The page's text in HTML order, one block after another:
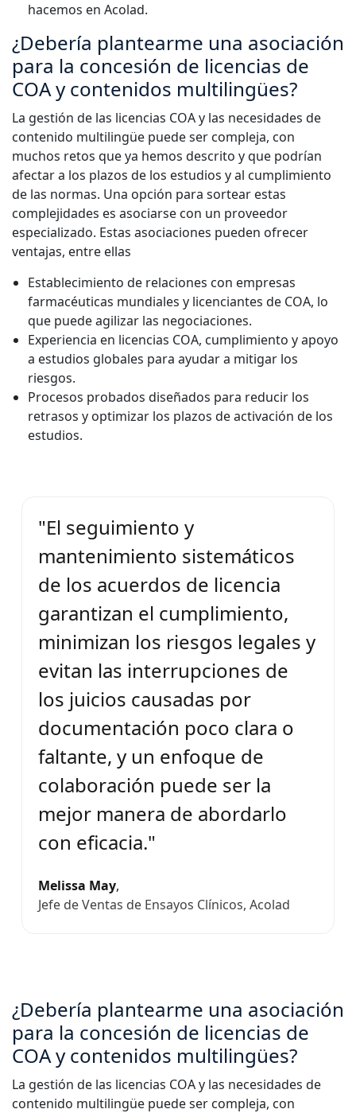
hacemos en Acolad.
¿Debería plantearme una asociación
para la concesión de licencias de
COA y contenidos multilingües?
La gestión de las licencias COA y las necesidades de
contenido multilingüe puede ser compleja, con
muchos retos que ya hemos descrito y que podrían
afectar a los plazos de los estudios y al cumplimiento
de las normas. Una opción para sortear estas
complejidades es asociarse con un proveedor
especializado. Estas asociaciones pueden ofrecer
ventajas, entre ellas
Establecimiento de relaciones con empresas
farmacéuticas mundiales y licenciantes de COA, lo
que puede agilizar las negociaciones.
Experiencia en licencias COA, cumplimiento y apoyo
a estudios globales para ayudar a mitigar los
riesgos.
Procesos probados diseñados para reducir los
retrasos y optimizar los plazos de activación de los
estudios.
"El seguimiento y
mantenimiento sistemáticos
de los acuerdos de licencia
garantizan el cumplimiento,
minimizan los riesgos legales y
evitan las interrupciones de
los juicios causadas por
documentación poco clara o
faltante, y un enfoque de
colaboración puede ser la
mejor manera de abordarlo
con eficacia."
Melissa May,
Jefe de Ventas de Ensayos Clínicos, Acolad
¿Debería plantearme una asociación
para la concesión de licencias de
COA y contenidos multilingües?
La gestión de las licencias COA y las necesidades de
contenido multilingüe puede ser compleja, con